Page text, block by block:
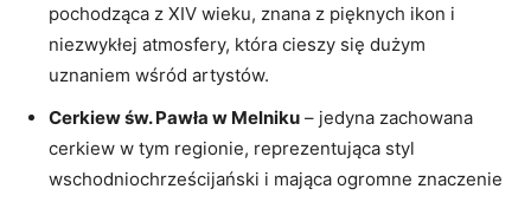
pochodząca z XIV wieku,‌ znana z pięknych ikon i
niezwykłej atmosfery, która cieszy się dużym
uznaniem wśród artystów.
Cerkiew św. ⁤Pawła w Melniku – jedyna zachowana
cerkiew w tym regionie, reprezentująca ⁣styl
wschodniochrześcijański i mająca ogromne ⁣znaczenie